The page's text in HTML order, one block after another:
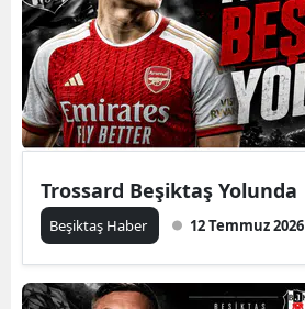
Trossard Beşiktaş Yolunda
Beşiktaş Haber 12 Temmuz 2026